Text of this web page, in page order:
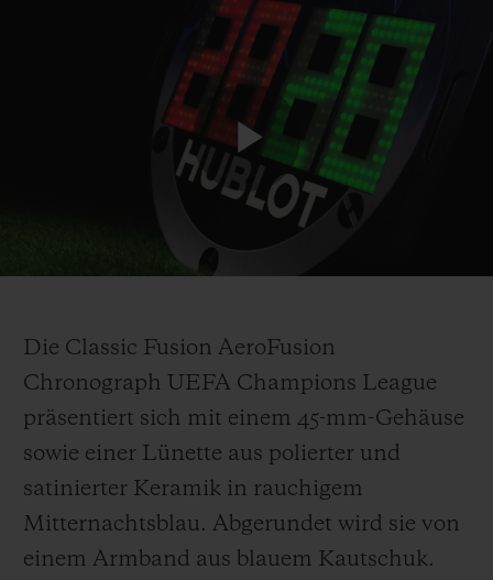
Play
Die Classic Fusion AeroFusion
Chronograph UEFA Champions League
präsentiert sich mit einem 45-mm-Gehäuse
sowie einer Lünette aus polierter und
satinierter Keramik in rauchigem
Mitternachtsblau. Abgerundet wird sie von
einem Armband aus blauem Kautschuk.